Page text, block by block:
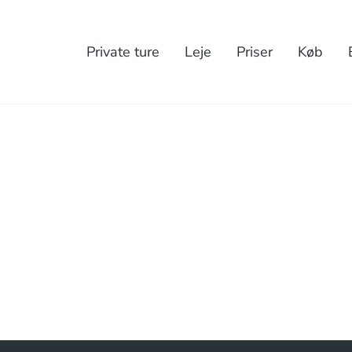
Private ture Leje Priser Køb